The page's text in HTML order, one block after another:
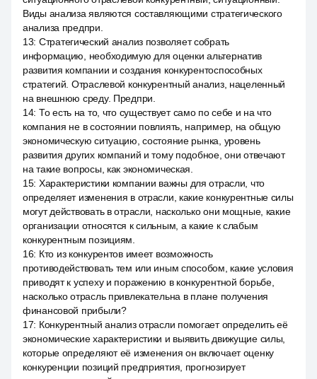
Виды анализа являются составляющими стратегического
анализа предпри.
13: Стратегический анализ позволяет собрать
информацию, необходимую для оценки альтернатив
развития компании и создания конкурентоспособных
стратегий. Отраслевой конкурентный анализ, нацеленный
на внешнюю среду. Предпри.
14: То есть на то, что существует само по себе и на что
компания не в состоянии повлиять, например, на общую
экономическую ситуацию, состояние рынка, уровень
развития других компаний и тому подобное, они отвечают
на такие вопросы, как экономическая.
15: Характеристики компании важны для отрасли, что
определяет изменения в отрасли, какие конкурентные силы
могут действовать в отрасли, насколько они мощные, какие
организации относятся к сильным, а какие к слабым
конкурентным позициям.
16: Кто из конкурентов имеет возможность
противодействовать тем или иным способом, какие условия
приводят к успеху и поражению в конкурентной борьбе,
насколько отрасль привлекательна в плане получения
финансовой прибыли?
17: Конкурентный анализ отрасли помогает определить её
экономические характеристики и выявить движущие силы,
которые определяют её изменения он включает оценку
конкуренции позиций предприятия, прогнозирует